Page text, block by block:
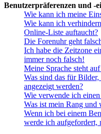
Benutzerpräferenzen und -
Wie kann ich meine
Wie kann ich
Online-Liste auftaucht?
Die Forenuhr geht
Ich habe die Zeitzone
immer noch falsch!
Meine Sprache steht
Was sind das für
angezeigt werden?
Wie verwende ich
Was ist mein Rang und
Wenn ich bei einem
werde ich aufgefordert,